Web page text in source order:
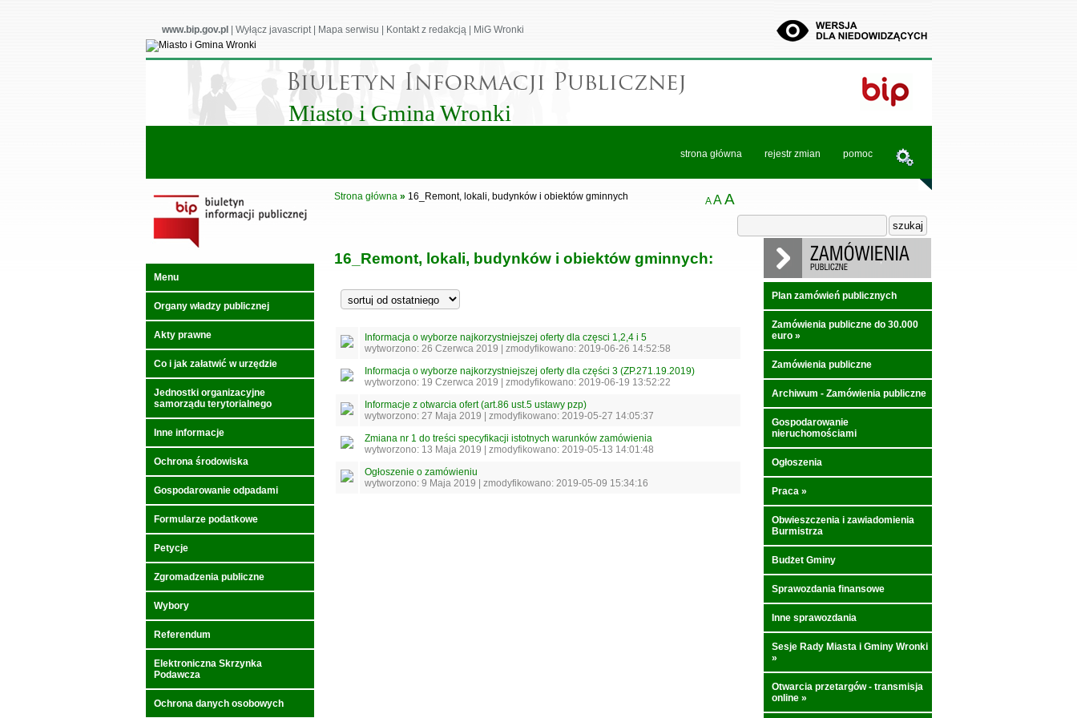
www.bip.gov.pl Wyłącz javascript| Mapa serwisu Kontakt z redakcją| MiG Wronki
Miasto i Gmina Wronki
strona główna rejestr zmian pomoc
Menu
Organy władzy publicznej
Akty prawne
Co i jak załatwić w urzędzie
Jednostki organizacyjne
samorządu terytorialnego
Inne informacje
Ochrona środowiska
Gospodarowanie odpadami
Formularze podatkowe
Petycje
Zgromadzenia publiczne
Wybory
Referendum
Elektroniczna Skrzynka
Podawcza
Ochrona danych osobowych
Strona główna » 16_Remont, lokali, budynków i obiektów gminnych A A A
16_Remont, lokali, budynków i obiektów gminnych:
Informacja o wyborze najkorzystniejszej oferty dla częsci 1,2,4 i 5
wytworzono: 26 Czerwca 2019 | zmodyfikowano: 2019-06-26 14:52:58
Informacja o wyborze najkorzystniejszej oferty dla części 3 (ZP.271.19.2019)
wytworzono: 19 Czerwca 2019 | zmodyfikowano: 2019-06-19 13:52:22
Informacje z otwarcia ofert (art.86 ust.5 ustawy pzp)
wytworzono: 27 Maja 2019 | zmodyfikowano: 2019-05-27 14:05:37
Zmiana nr 1 do treści specyfikacji istotnych warunków zamówienia
wytworzono: 13 Maja 2019 | zmodyfikowano: 2019-05-13 14:01:48
Ogłoszenie o zamówieniu
wytworzono: 9 Maja 2019 | zmodyfikowano: 2019-05-09 15:34:16
Plan zamówień publicznych
Zamówienia publiczne do 30.000
euro »
Zamówienia publiczne
Archiwum - Zamówienia publiczne
Gospodarowanie
nieruchomościami
Ogłoszenia
Praca »
Obwieszczenia i zawiadomienia
Burmistrza
Budżet Gminy
Sprawozdania finansowe
Inne sprawozdania
Sesje Rady Miasta i Gminy Wronki
»
Otwarcia przetargów - transmisja
online »